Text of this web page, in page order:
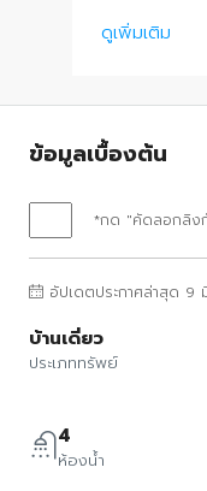
ดูเพิ่มเติม
ข้อมูลเบื้องต้น
*กด "คัดลอกลิงก์
อัปเดตประกาศล่าสุด 9
บ้านเดี่ยว
ประเภททรัพย์
4
ห้องน้ำ